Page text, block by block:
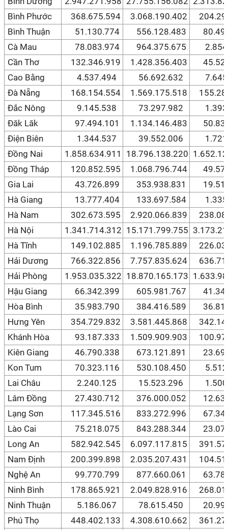
Bình Phước
368.675.594 3.068.190.402
Bình Thuận
51.130.774 556.128.483
Cà Mau
78.083.974 964.375.675
Cần Thơ
132.346.919 1.428.356.403
Cao Bằng
4.537.494 56.692.632
Đà Nẵng
168.154.554 1.569.175.518
Đắc Nông
9.145.538 73.297.982
Đăk Lăk
97.494.101 1.134.146.483
Điện Biên
1.344.537 39.552.006
Đồng Nai
1.858.634.911 18.796.138.220
Đồng Tháp
120.852.595 1.068.796.744
Gia Lai
43.726.899 353.938.831
Hà Giang
13.777.404 133.697.584
Hà Nam
302.673.595 2.920.066.839
Hà Nội
1.341.714.312 15.171.799.755
Hà Tĩnh
149.102.885 1.196.785.889
Hải Dương
766.322.856 7.757.835.624
Hải Phòng
1.953.035.322 18.870.165.173
Hậu Giang
66.342.399 605.981.767
Hòa Bình
35.983.790 384.416.589
Hưng Yên
354.729.832 3.581.445.868
Khánh Hòa
93.187.333 1.509.909.903
Kiên Giang
46.790.338 673.121.891
Kon Tum
70.323.116 530.108.450
Lai Châu
2.240.125 15.523.296
Lâm Đồng
27.430.712 376.000.052
Lạng Sơn
117.345.516 833.272.996
Lào Cai
75.218.075 843.288.344
Long An
582.942.545 6.097.117.815
Nam Định
200.399.898 2.035.207.431
Nghệ An
99.770.799 877.660.061
Ninh Bình
178.865.921 2.049.828.916
Ninh Thuận
5.186.067 78.615.450
Phú Thọ
448.402.133 4.308.610.662